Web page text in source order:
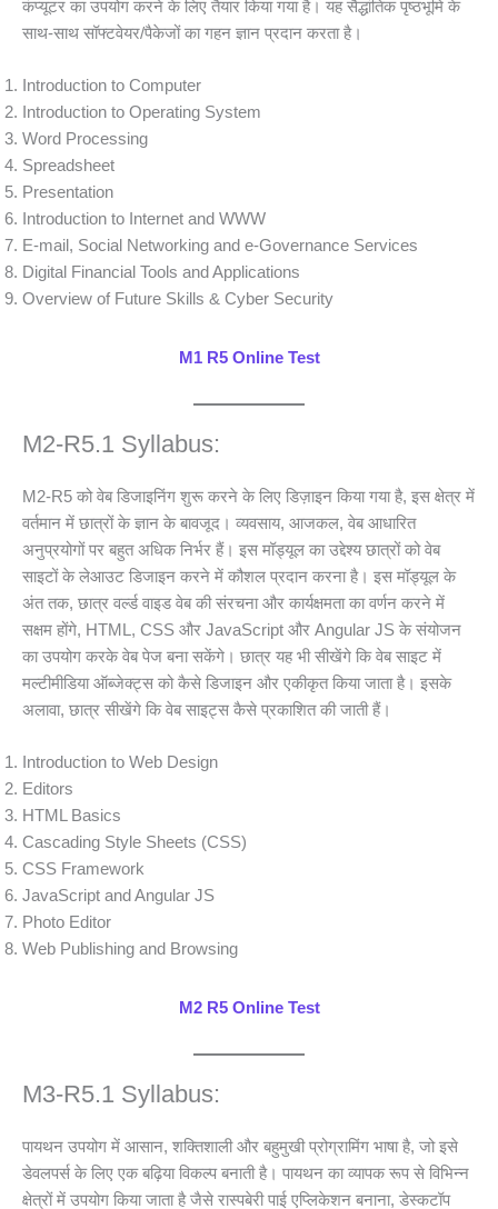
कंप्यूटर का उपयोग करने के लिए तैयार किया गया है। यह सैद्धांतिक पृष्ठभूमि के
साथ-साथ सॉफ्टवेयर/पैकेजों का गहन ज्ञान प्रदान करता है।
Introduction to Computer
Introduction to Operating System
Word Processing
Spreadsheet
Presentation
Introduction to Internet and WWW
E-mail, Social Networking and e-Governance Services
Digital Financial Tools and Applications
Overview of Future Skills & Cyber Security
M1 R5 Online Test
M2-R5.1 Syllabus:
M2-R5 को वेब डिजाइनिंग शुरू करने के लिए डिज़ाइन किया गया है, इस क्षेत्र में
वर्तमान में छात्रों के ज्ञान के बावजूद। व्यवसाय, आजकल, वेब आधारित
अनुप्रयोगों पर बहुत अधिक निर्भर हैं। इस मॉड्यूल का उद्देश्य छात्रों को वेब
साइटों के लेआउट डिजाइन करने में कौशल प्रदान करना है। इस मॉड्यूल के
अंत तक, छात्र वर्ल्ड वाइड वेब की संरचना और कार्यक्षमता का वर्णन करने में
सक्षम होंगे, HTML, CSS और JavaScript और Angular JS के संयोजन
का उपयोग करके वेब पेज बना सकेंगे। छात्र यह भी सीखेंगे कि वेब साइट में
मल्टीमीडिया ऑब्जेक्ट्स को कैसे डिजाइन और एकीकृत किया जाता है। इसके
अलावा, छात्र सीखेंगे कि वेब साइट्स कैसे प्रकाशित की जाती हैं।
Introduction to Web Design
Editors
HTML Basics
Cascading Style Sheets (CSS)
CSS Framework
JavaScript and Angular JS
Photo Editor
Web Publishing and Browsing
M2 R5 Online Test
M3-R5.1 Syllabus:
पायथन उपयोग में आसान, शक्तिशाली और बहुमुखी प्रोग्रामिंग भाषा है, जो इसे
डेवलपर्स के लिए एक बढ़िया विकल्प बनाती है। पायथन का व्यापक रूप से विभिन्न
क्षेत्रों में उपयोग किया जाता है जैसे रास्पबेरी पाई एप्लिकेशन बनाना, डेस्कटॉप